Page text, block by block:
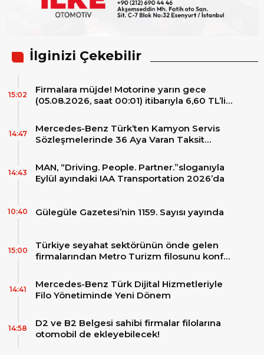
İlginizi Çekebilir
Firmalara müjde! Motorine yarın gece
(05.08.2026, saat 00:01) itibarıyla 6,60 TL’lik
15:02
Mercedes-Benz Türk’ten Kamyon Servis
Sözleşmelerinde 36 Aya Varan Taksit
14:47
MAN, “Driving. People. Partner.”sloganıyla
Eylül ayındaki IAA Transportation 2026’da
14:43
Gülegüle Gazetesi’nin 1159. Sayısı yayında
10:40
Türkiye seyahat sektörünün önde gelen
firmalarından Metro Turizm filosunu konfor
MAN Skyliner ile güçlendirdi!
15:00
Mercedes-Benz Türk Dijital Hizmetleriyle
Filo Yönetiminde Yeni Dönem
14:41
D2 ve B2 Belgesi sahibi firmalar filolarına
otomobil de ekleyebilecek!
14:58